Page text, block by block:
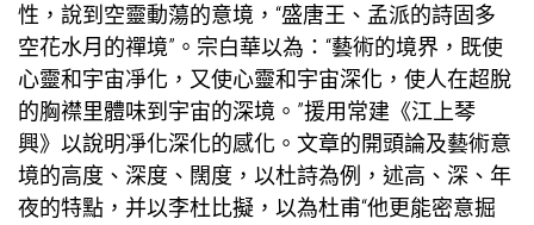
性，說到空靈動蕩的意境，“盛唐王、孟派的詩固多
空花水月的禪境”。宗白華以為：“藝術的境界，既使
心靈和宇宙凈化，又使心靈和宇宙深化，使人在超脫
的胸襟里體味到宇宙的深境。”援用常建《江上琴
興》以說明凈化深化的感化。文章的開頭論及藝術意
境的高度、深度、闊度，以杜詩為例，述高、深、年
夜的特點，并以李杜比擬，以為杜甫“他更能密意掘